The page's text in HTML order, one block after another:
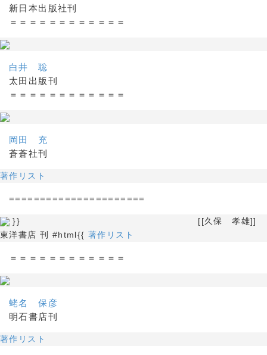
新日本出版社刊
＝＝＝＝＝＝＝＝＝＝＝＝
白井 聡
太田出版刊
＝＝＝＝＝＝＝＝＝＝＝＝
岡田 充
蒼蒼社刊
著作リスト
======================
}} [[久保 孝雄]]
東洋書店 刊 #html{{ 著作リスト
＝＝＝＝＝＝＝＝＝＝＝＝
蛯名 保彦
明石書店刊
著作リスト